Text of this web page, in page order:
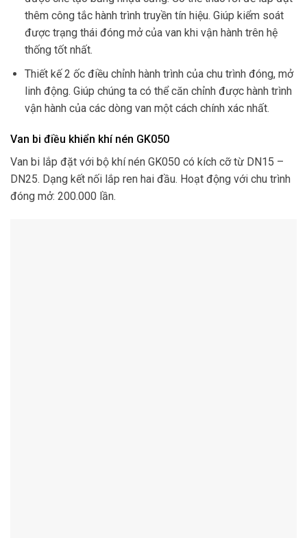
thêm công tắc hành trình truyền tín hiệu. Giúp kiểm soát
được trạng thái đóng mở của van khi vận hành trên hệ
thống tốt nhất.
Thiết kế 2 ốc điều chỉnh hành trình của chu trình đóng, mở
linh động. Giúp chúng ta có thể căn chỉnh được hành trình
vận hành của các dòng van một cách chính xác nhất.
Van bi điều khiển khí nén GK050
Van bi lắp đặt với bộ khí nén GK050 có kích cỡ từ DN15 –
DN25. Dạng kết nối lắp ren hai đầu. Hoạt động với chu trình
đóng mở: 200.000 lần.